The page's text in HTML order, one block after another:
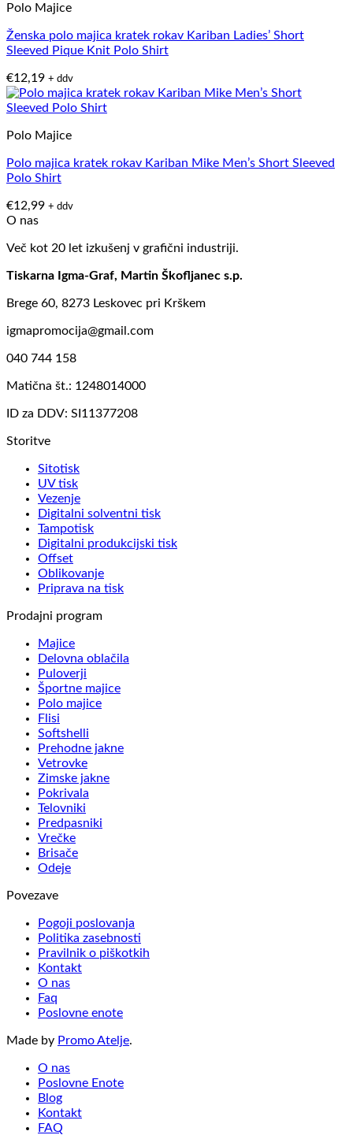
Polo Majice
Ženska polo majica kratek rokav Kariban Ladies’ Short
Sleeved Pique Knit Polo Shirt
€12,19 + ddv
Polo Majice
Polo majica kratek rokav Kariban Mike Men’s Short Sleeved
Polo Shirt
€12,99 + ddv
O nas
Več kot 20 let izkušenj v grafični industriji.
Tiskarna Igma-Graf, Martin Škofljanec s.p.
Brege 60, 8273 Leskovec pri Krškem
igmapromocija@gmail.com
040 744 158
Matična št.: 1248014000
ID za DDV: SI11377208
Storitve
Sitotisk
UV tisk
Vezenje
Digitalni solventni tisk
Tampotisk
Digitalni produkcijski tisk
Offset
Oblikovanje
Priprava na tisk
Prodajni program
Majice
Delovna oblačila
Puloverji
Športne majice
Polo majice
Flisi
Softshelli
Prehodne jakne
Vetrovke
Zimske jakne
Pokrivala
Telovniki
Predpasniki
Vrečke
Brisače
Odeje
Povezave
Pogoji poslovanja
Politika zasebnosti
Pravilnik o piškotkih
Kontakt
O nas
Faq
Poslovne enote
Made by Promo Atelje.
O nas
Poslovne Enote
Blog
Kontakt
FAQ